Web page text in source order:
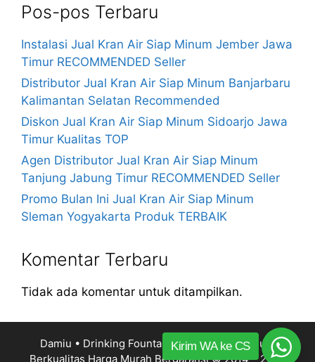
Pos-pos Terbaru
Instalasi Jual Kran Air Siap Minum Jember Jawa
Timur RECOMMENDED Seller
Distributor Jual Kran Air Siap Minum Banjarbaru
Kalimantan Selatan Recommended
Diskon Jual Kran Air Siap Minum Sidoarjo Jawa
Timur Kualitas TOP
Agen Distributor Jual Kran Air Siap Minum
Tanjung Jabung Timur RECOMMENDED Seller
Promo Bulan Ini Jual Kran Air Siap Minum
Sleman Yogyakarta Produk TERBAIK
Komentar Terbaru
Tidak ada komentar untuk ditampilkan.
Damiu • Drinking Fountain Kran Air Siap Minum
Berkualitas Harga Murah Bergaransi© 2014 – 2026
Kirim WA ke CS